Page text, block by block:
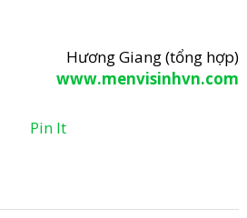
Hương Giang (tổng hợp)
www.menvisinhvn.com
Pin It